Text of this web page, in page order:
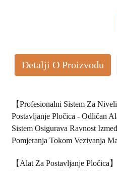
Detalji O Proizvodu
【Profesionalni Sistem Za
Postavljanje Pločica - Odličan
Sistem Osigurava Ravnost
Pomjeranja Tokom Vezivanja
【Alat Za Postavljanje Pločica